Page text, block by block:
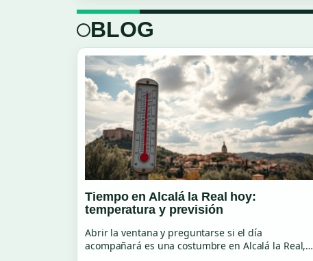
BLOG
Tiempo en Alcalá la Real hoy:
temperatura y previsión
Abrir la ventana y preguntarse si el día
acompañará es una costumbre en Alcalá la Real,…